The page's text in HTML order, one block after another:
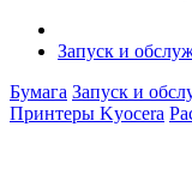
Запуск и
Бумага Запуск и
Принтеры Kyocera